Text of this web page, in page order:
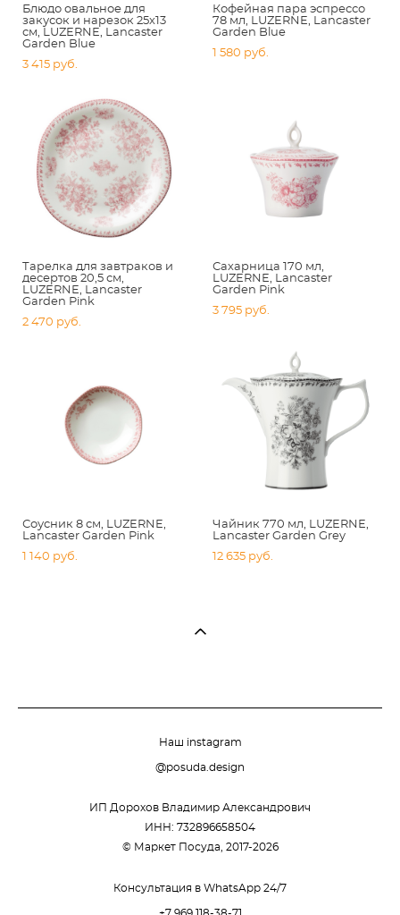
Блюдо овальное для
закусок и нарезок 25х13
см, LUZERNE, Lancaster
Garden Blue
3 415 pуб.
Кофейная пара эспрессо
78 мл, LUZERNE, Lancaster
Garden Blue
1 580 pуб.
Тарелка для завтраков и
десертов 20,5 см,
LUZERNE, Lancaster
Garden Pink
2 470 pуб.
Сахарница 170 мл,
LUZERNE, Lancaster
Garden Pink
3 795 pуб.
Соусник 8 см, LUZERNE,
Lancaster Garden Pink
1 140 pуб.
Чайник 770 мл, LUZERNE,
Lancaster Garden Grey
12 635 pуб.
Наш instagram
@posuda.design
ИП Дорохов Владимир Александрович
ИНН: 732896658504
© Маркет Посуда, 2017-2026
Консультация в WhatsApp 24/7